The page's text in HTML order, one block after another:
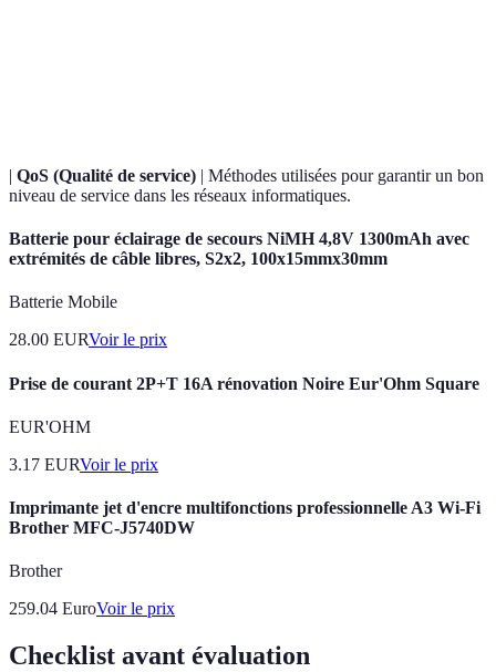
| QoS (Qualité de service) | Méthodes utilisées pour garantir un bon
niveau de service dans les réseaux informatiques.
Batterie pour éclairage de secours NiMH 4,8V 1300mAh avec
extrémités de câble libres, S2x2, 100x15mmx30mm
Batterie Mobile
28.00 EURVoir le prix
Prise de courant 2P+T 16A rénovation Noire Eur'Ohm Square
EUR'OHM
3.17 EURVoir le prix
Imprimante jet d'encre multifonctions professionnelle A3 Wi-Fi
Brother MFC-J5740DW
Brother
259.04 EuroVoir le prix
Checklist avant évaluation